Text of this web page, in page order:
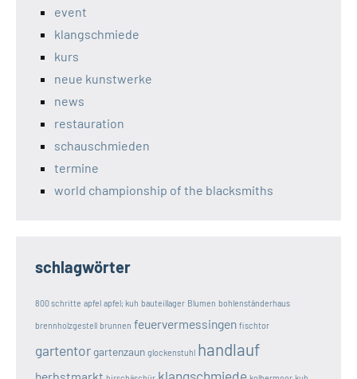
event
klangschmiede
kurs
neue kunstwerke
news
restauration
schauschmieden
termine
world championship of the blacksmiths
schlagwörter
800 schritte apfel apfel; kuh bauteillager Blumen bohlenständerhaus
brennholzgestell brunnen feuervermessingen fischtor
gartentor gartenzaun glockenstuhl handlauf
herbstmarkt klangschmiede